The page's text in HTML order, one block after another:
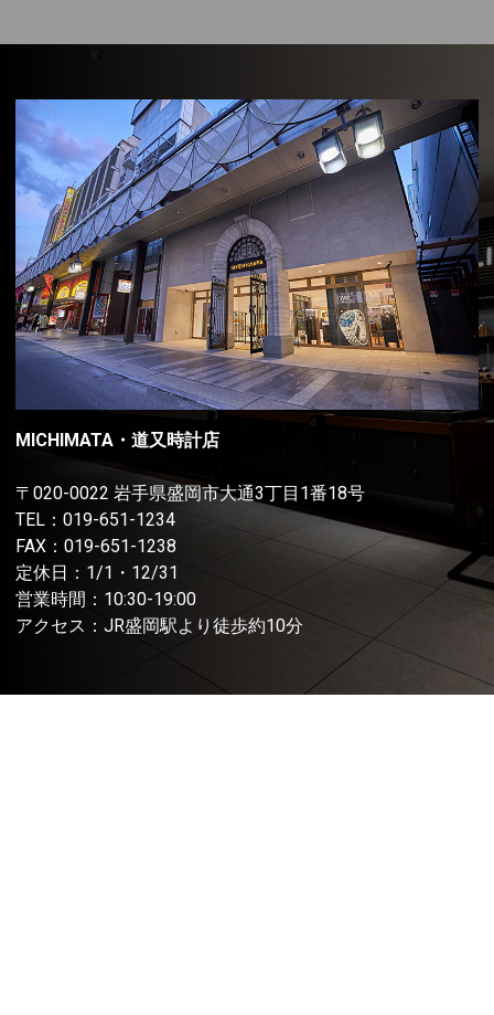
MICHIMATA・道又時計店
〒020-0022 岩手県盛岡市大通3丁目1番18号
TEL： 019-651-1234
FAX：019-651-1238
定休日：1/1・12/31
営業時間：10:30-19:00
アクセス：JR盛岡駅より徒歩約10分